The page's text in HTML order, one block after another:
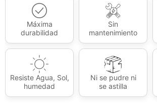
Máxima
durabilidad
Sin
mantenimiento
Resiste Agua, Sol,
humedad
Ni se pudre ni
se astilla